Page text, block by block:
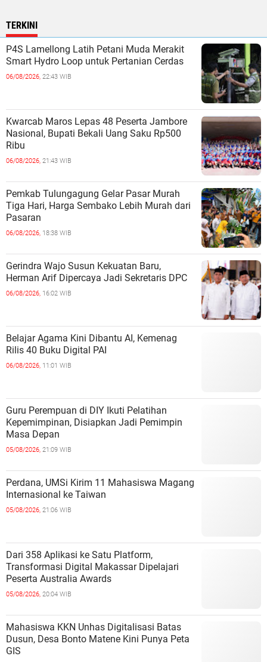
TERKINI
P4S Lamellong Latih Petani Muda Merakit
Smart Hydro Loop untuk Pertanian Cerdas
06/08/2026, 22:43 WIB
Kwarcab Maros Lepas 48 Peserta Jambore
Nasional, Bupati Bekali Uang Saku Rp500
Ribu
06/08/2026, 21:43 WIB
Pemkab Tulungagung Gelar Pasar Murah
Tiga Hari, Harga Sembako Lebih Murah dari
Pasaran
06/08/2026, 18:38 WIB
Gerindra Wajo Susun Kekuatan Baru,
Herman Arif Dipercaya Jadi Sekretaris DPC
06/08/2026, 16:02 WIB
Belajar Agama Kini Dibantu AI, Kemenag
Rilis 40 Buku Digital PAI
06/08/2026, 11:01 WIB
Guru Perempuan di DIY Ikuti Pelatihan
Kepemimpinan, Disiapkan Jadi Pemimpin
Masa Depan
05/08/2026, 21:09 WIB
Perdana, UMSi Kirim 11 Mahasiswa Magang
Internasional ke Taiwan
05/08/2026, 21:06 WIB
Dari 358 Aplikasi ke Satu Platform,
Transformasi Digital Makassar Dipelajari
Peserta Australia Awards
05/08/2026, 20:04 WIB
Mahasiswa KKN Unhas Digitalisasi Batas
Dusun, Desa Bonto Matene Kini Punya Peta
GIS